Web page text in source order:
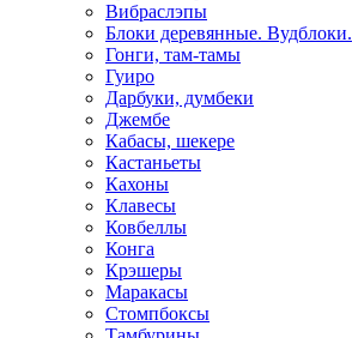
Вибраслэпы
Блоки деревянные. Вудблоки.
Гонги, там-тамы
Гуиро
Дарбуки, думбеки
Джембе
Кабасы, шекере
Кастаньеты
Кахоны
Клавесы
Ковбеллы
Конга
Крэшеры
Маракасы
Стомпбоксы